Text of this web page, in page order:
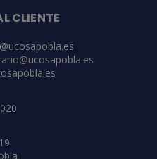
CLIENTE